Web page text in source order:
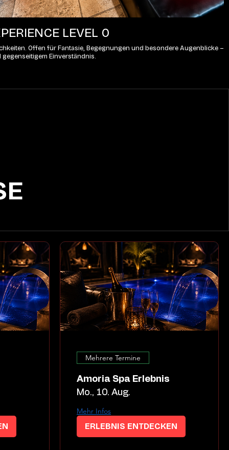
LEVEL 0
Offen für Fantasie, Begegnungen und besondere Augenblicke –
Einverständnis.
Mehrere Termine
Amoria Spa Erlebnis
Mo., 10. Aug.
Mehr Infos
ERLEBNIS ENTDECKEN